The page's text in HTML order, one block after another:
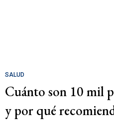
SALUD
Cuánto son 10 mil
y por qué